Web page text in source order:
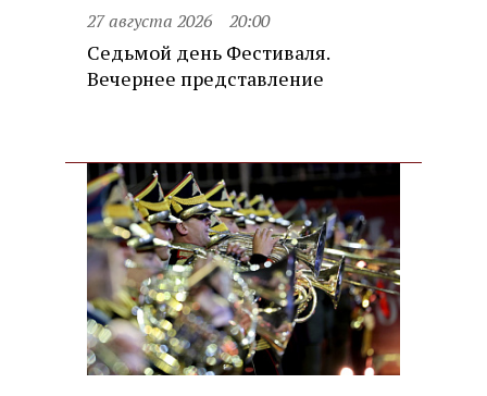
27 августа 2026 20:00
Седьмой день Фестиваля.
Вечернее представление